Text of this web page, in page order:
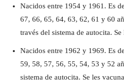
Nacidos entre 1954 y 1961. Es
67, 66, 65, 64, 63, 62, 61 y 60
través del sistema de autocita.
Nacidos entre 1962 y 1969. Es
59, 58, 57, 56, 55, 54, 53 y 52
sistema de autocita. Se les